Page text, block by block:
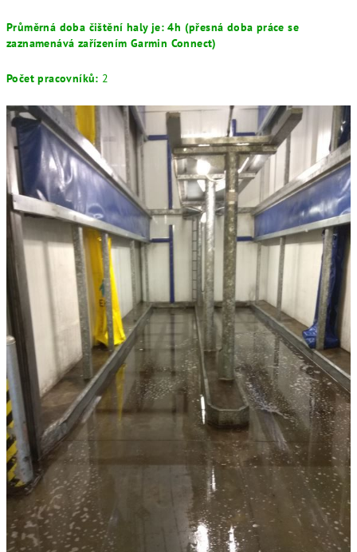
Průměrná doba čištění haly je: 4h (přesná doba práce se
zaznamenává zařízením Garmin Connect)
Počet pracovníků: 2